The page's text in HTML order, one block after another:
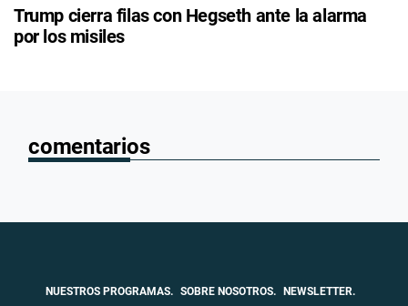
Trump cierra filas con Hegseth ante la alarma
por los misiles
comentarios
NUESTROS PROGRAMAS. SOBRE NOSOTROS.
NEWSLETTER.